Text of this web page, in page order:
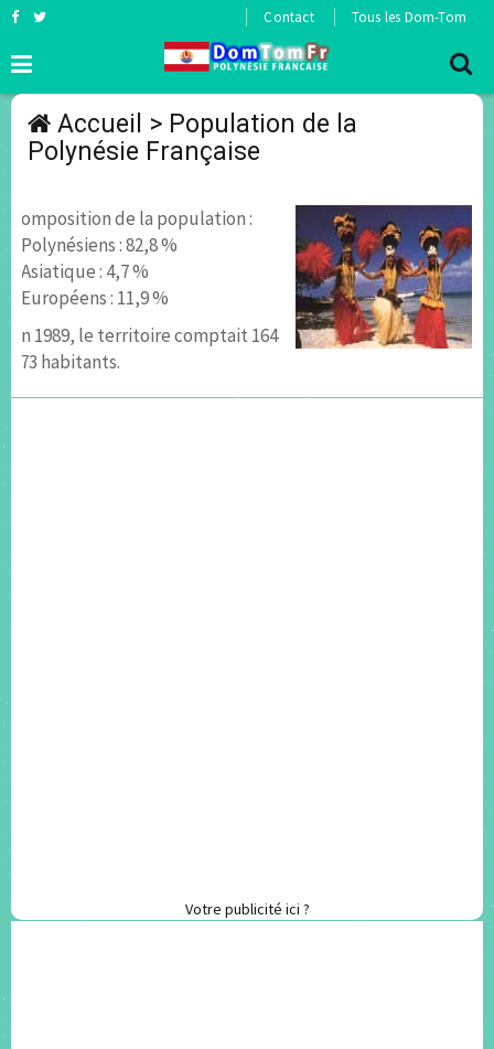
Contact Tous les Dom-Tom
Accueil > Population de la
Polynésie Française
Composition de la population :
- Polynésiens : 82,8 %
- Asiatique : 4,7 %
- Européens : 11,9 %
En 1989, le territoire comptait 164
173 habitants.
Votre publicité ici ?